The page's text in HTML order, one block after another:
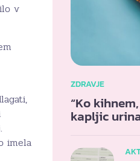
v
imela
ZDRAVJE
“Ko
kapljic